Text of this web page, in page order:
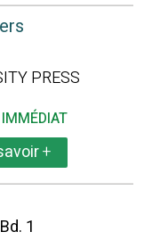
PRESS
+
1